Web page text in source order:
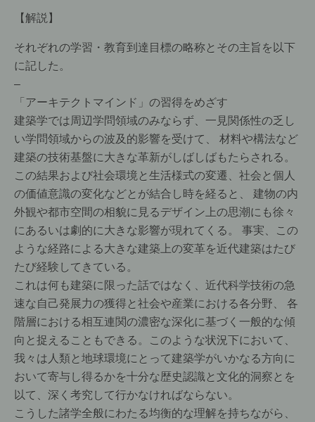
【解説】
それぞれの学習・教育到達目標の略称とその主旨を以下
に記した。
–
「アーキテクトマインド」の習得をめざす
建築学では周辺学問領域のみならず、一見関係性の乏し
い学問領域からの波及的影響を受けて、 材料や構法など
建築の技術基盤に大きな革新がしばしばもたらされる。
この結果および社会環境と生活様式の変遷、社会と個人
の価値意識の変化などとが結合し時を経ると、 建物の内
外観や都市空間の相貌に見るデザイン上の思潮にも徐々
にあるいは劇的に大きな影響が現れてくる。 事実、この
ような経路による大きな建築上の変革を近代建築はたび
たび経験してきている。
これは何も建築に限った話ではなく、近代科学技術の急
速な自己発展力の獲得と社会や産業における各分野、 各
階層における相互連関の濃密な深化に基づく一般的な傾
向と捉えることもできる。このような状況下において、
我々は人類と地球環境にとって建築学がいかなる方向に
おいて寄与し得るかを十分な歴史認識と文化的洞察とを
以て、深く考究して行かなければならない。
こうした諸学全般にわたる均衡的な理解を持ちながら、